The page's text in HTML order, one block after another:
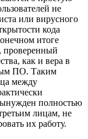
не
или вирусного
кода
итоге
проверенный
как и вера в
ПО. Таким
между
полностью
лицам, не
их работу.